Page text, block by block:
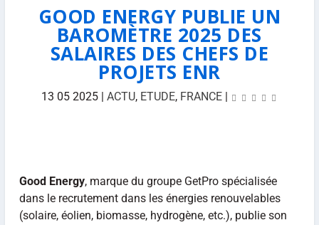
GOOD ENERGY PUBLIE UN
BAROMÈTRE 2025 DES
SALAIRES DES CHEFS DE
PROJETS ENR
13 05 2025| ACTU, ETUDE, FRANCE|
Good Energy, marque du groupe GetPro spécialisée
dans le recrutement dans les énergies renouvelables
(solaire, éolien, biomasse, hydrogène, etc.), publie son